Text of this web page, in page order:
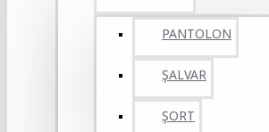
PANTOLON
ŞALVAR
ŞORT